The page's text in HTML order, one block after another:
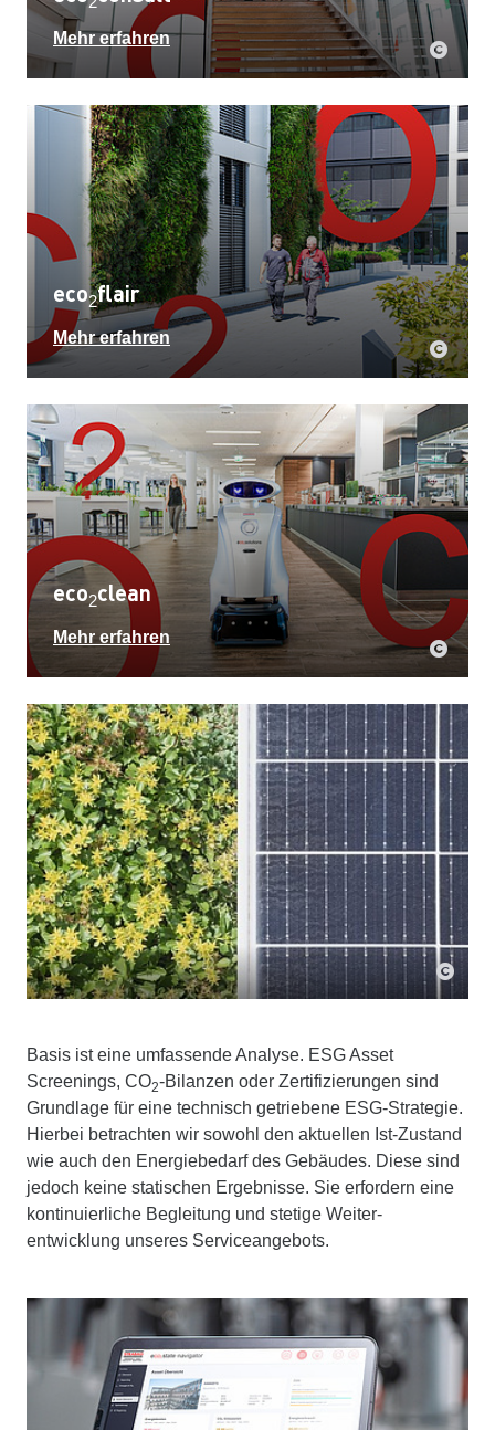
Mehr erfahren
eco2flair
Mehr erfahren
eco2clean
Mehr erfahren
Basis ist eine umfassende Analyse. ESG Asset
Screenings, CO2-Bilanzen oder Zertifi­zierungen sind
Grund­lage für eine technisch ge­triebene ESG-Strategie.
Hier­bei betrachten wir sowohl den aktuellen Ist-Zustand
wie auch den Energie­bedarf des Gebäudes. Diese sind
jedoch keine statischen Er­gebnisse. Sie erfordern eine
konti­nuierliche Begleitung und stetige Weiter­
entwicklung unseres Service­angebots.